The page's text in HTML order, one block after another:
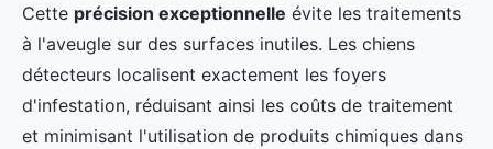
Cette précision exceptionnelle évite les traitements
à l'aveugle sur des surfaces inutiles. Les chiens
détecteurs localisent exactement les foyers
d'infestation, réduisant ainsi les coûts de traitement
et minimisant l'utilisation de produits chimiques dans